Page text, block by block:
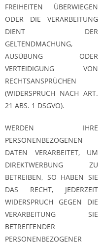
FREIHEITEN ÜBERWIEGEN
ODER DIE VERARBEITUNG
DIENT DER
GELTENDMACHUNG,
AUSÜBUNG ODER
VERTEIDIGUNG VON
RECHTSANSPRÜCHEN
(WIDERSPRUCH NACH ART.
21 ABS. 1 DSGVO).
WERDEN IHRE
PERSONENBEZOGENEN
DATEN VERARBEITET, UM
DIREKTWERBUNG ZU
BETREIBEN, SO HABEN SIE
DAS RECHT, JEDERZEIT
WIDERSPRUCH GEGEN DIE
VERARBEITUNG SIE
BETREFFENDER
PERSONENBEZOGENER